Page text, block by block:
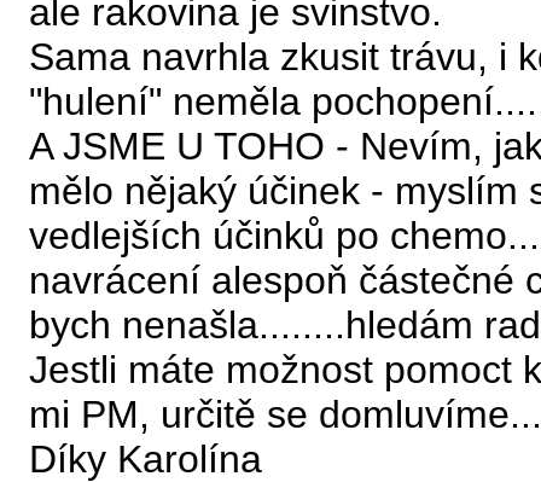
ale rakovina je svinstvo.
Sama navrhla zkusit trávu, i
"hulení" neměla
A JSME U TOHO - Nevím,
mělo nějaký účinek - myslím
vedlejších účinků po
navrácení alespoň částečné
bych nenašla........hledám
Jestli máte možnost pomoct
mi PM, určitě se domluvíme...
Díky Karolína